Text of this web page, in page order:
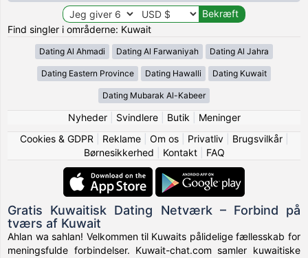
Find singler i områderne: Kuwait
Dating Al Ahmadi Dating Al Farwaniyah Dating Al Jahra
Dating Eastern Province Dating Hawalli Dating Kuwait
Dating Mubarak Al-Kabeer
Nyheder| Svindlere| Butik
Meninger
Cookies & GDPR
Reklame| Om os| Privatliv| Brugsvilkår|
Børnesikkerhed
Kontakt| FAQ
Gratis Kuwaitisk Dating Netværk – Forbind på
tværs af Kuwait
Ahlan wa sahlan! Velkommen til Kuwaits pålidelige fællesskab for
meningsfulde forbindelser. Kuwait-chat.com samler kuwaitiske